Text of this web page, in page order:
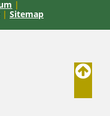
|
| Sitemap